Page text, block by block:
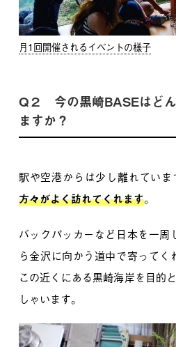
月1回開催されるイベントの様子
Q２ 今の黒崎BASEはど
ますか？
駅や空港からは少し離れていま
方々がよく訪れてくれます。
バックパッカーなど日本を一周
ら金沢に向かう道中で寄ってく
この近くにある黒崎海岸を目的
しゃいます。